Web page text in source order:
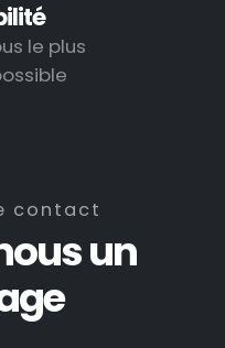
le plus
contact
un